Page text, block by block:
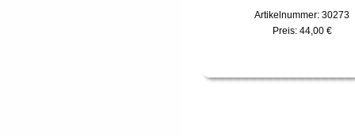
Artikelnummer: 30273
Preis: 44,00 €